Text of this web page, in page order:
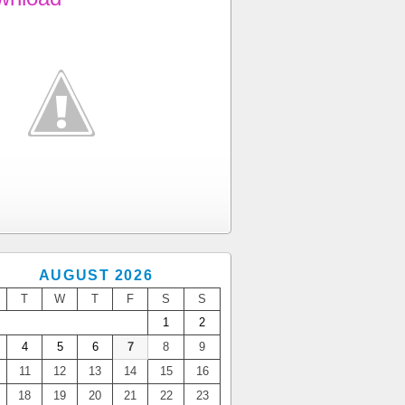
AUGUST 2026
T W T F S
S
1
2
4 5 6 7 8
9
11 12 13 14 15
16
18 19 20 21 22
23